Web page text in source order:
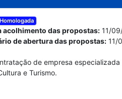
Homologada
acolhimento das propostas: 11/
de abertura das propostas: 11/
de empresa
e Turismo.